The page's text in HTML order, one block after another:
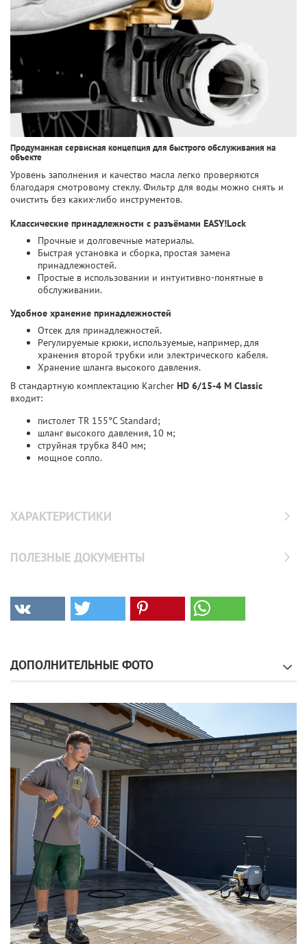
Продуманная сервисная концепция для быстрого обслуживания на
объекте
Уровень заполнения и качество масла легко проверяются
благодаря смотровому стеклу. Фильтр для воды можно снять и
очистить без каких-либо инструментов.
Классические принадлежности с разъёмами EASY!Lock
Прочные и долговечные материалы.
Быстрая установка и сборка, простая замена
принадлежностей.
Простые в использовании и интуитивно-понятные в
обслуживании.
Удобное хранение принадлежностей
Отсек для принадлежностей.
Регулируемые крюки, используемые, например, для
хранения второй трубки или электрического кабеля.
Хранение шланга высокого давления.
В стандартную комплектацию Karcher HD 6/15-4 M Classic
входит:
пистолет TR 155°C Standard;
шланг высокого давления, 10 м;
струйная трубка 840 мм;
мощное сопло.
ХАРАКТЕРИСТИКИ
ПОЛЕЗНЫЕ ДОКУМЕНТЫ
ДОПОЛНИТЕЛЬНЫЕ ФОТО